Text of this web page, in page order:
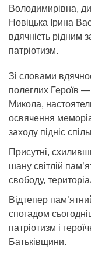
Володимирівна,
Новіцька Ірина
вдячність рідним
патріотизм.
Зі словами
полеглих Героїв —
Микола,
освячення
заходу підніс
Присутні,
шану світлій
свободу,
Відтепер
спогадом
патріотизм і
Батьківщини.